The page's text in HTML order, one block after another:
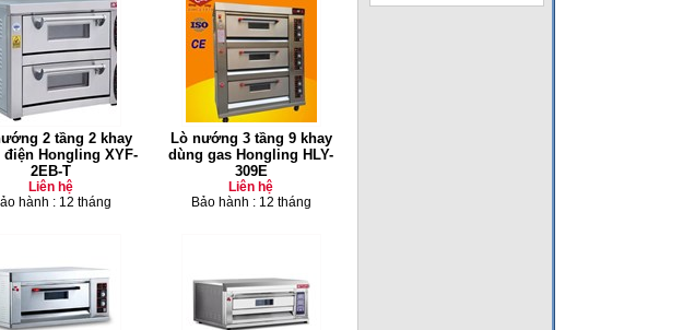
2 tầng 2 khay
điện Hongling XYF-
2EB-T
Liên hệ
hành : 12 tháng
Lò nướng 3 tầng 9 khay
dùng gas Hongling HLY-
309E
Liên hệ
Bảo hành : 12 tháng